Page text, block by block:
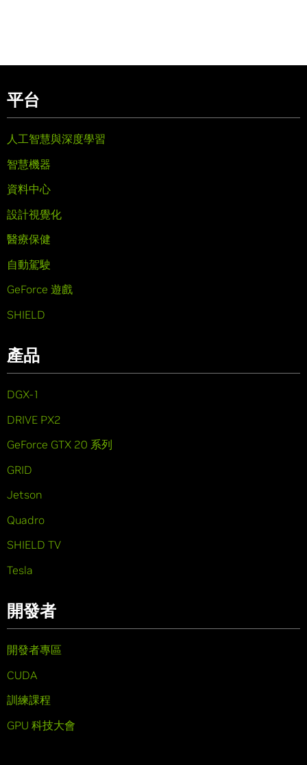
平台
人工智慧與深度學習
智慧機器
資料中心
設計視覺化
醫療保健
自動駕駛
GeForce 遊戲
SHIELD
產品
DGX-1
DRIVE PX2
GeForce GTX 20 系列
GRID
Jetson
Quadro
SHIELD TV
Tesla
開發者
開發者專區
CUDA
訓練課程
GPU 科技大會